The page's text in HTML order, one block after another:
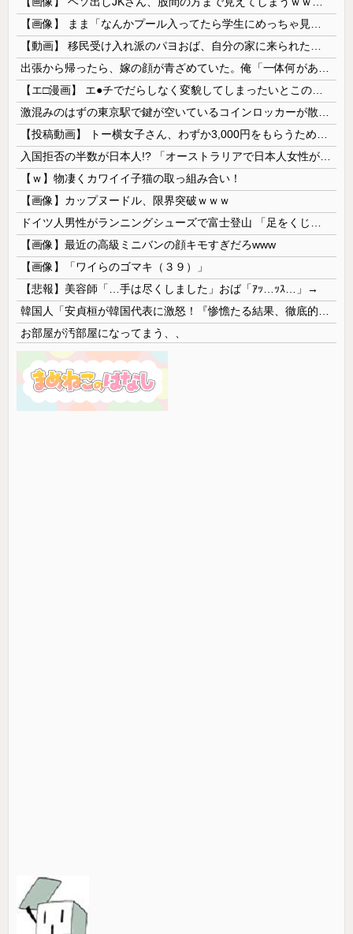
【ｗ】物凄くカワイイ子猫の取っ組み合い！
【画像】カップヌードル、限界突破ｗｗｗ
【画像】最近の高級ミニバンの顔キモすぎだろwww
【画像】「ワイらのゴマキ（３９）」
【悲報】美容師「…手は尽くしました」おば「ｱｯ…ｯｽ…」→
お部屋が汚部屋になってまう、、